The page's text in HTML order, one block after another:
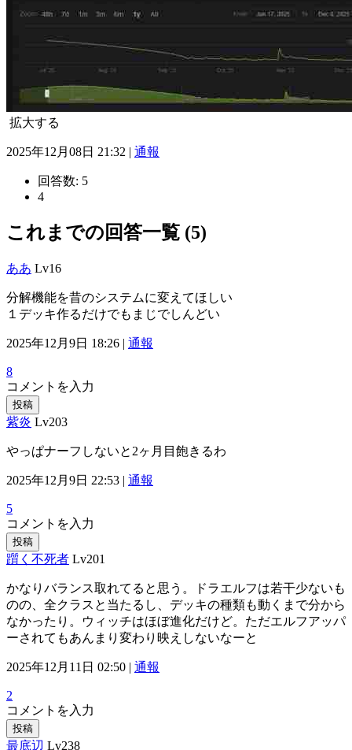
拡大する
2025年12月08日 21:32 | 通報
回答数: 5
4
これまでの回答一覧 (5)
ああ Lv16
分解機能を昔のシステムに変えてほしい
１デッキ作るだけでもまじでしんどい
2025年12月9日 18:26 | 通報
8
コメントを入力
投稿
紫炎 Lv203
やっぱナーフしないと2ヶ月目飽きるわ
2025年12月9日 22:53 | 通報
5
コメントを入力
投稿
躓く不死者 Lv201
かなりバランス取れてると思う。ドラエルフは若干少ないも
のの、全クラスと当たるし、デッキの種類も動くまで分から
なかったり。ウィッチはほぼ進化だけど。ただエルフアッパ
ーされてもあんまり変わり映えしないなーと
2025年12月11日 02:50 | 通報
2
コメントを入力
投稿
最底辺 Lv238